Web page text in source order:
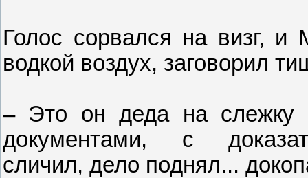
Голос сорвался на визг,
водкой воздух, заговорил
– Это он деда на
документами, с
сличил, дело поднял...